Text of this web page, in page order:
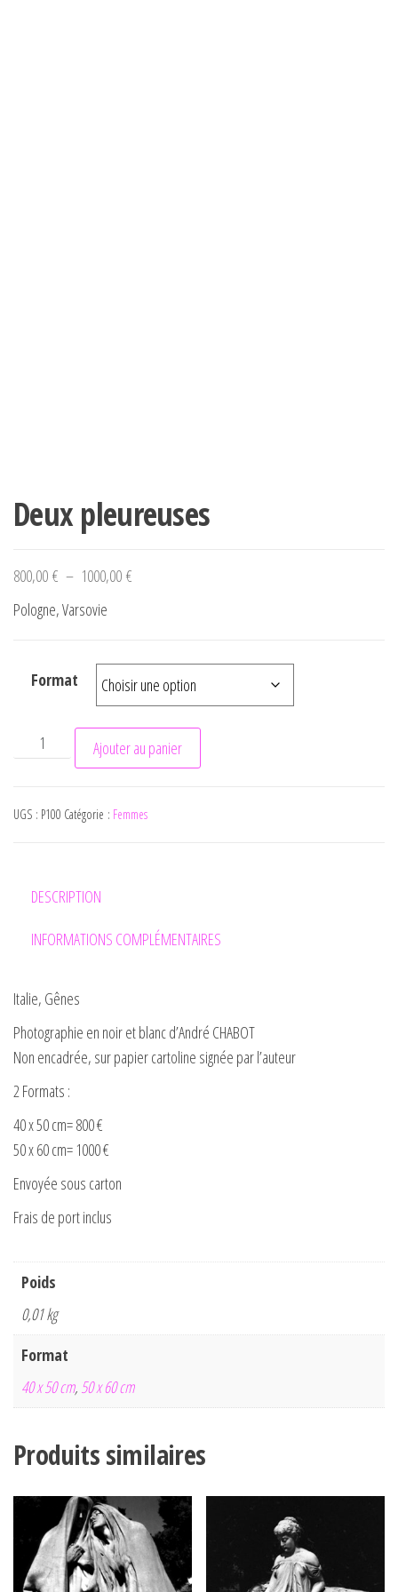
Deux pleureuses
800,00 € – 1000,00 €
Pologne, Varsovie
Format
quantité de Deux pleureuses
Ajouter au panier
UGS : P100 Catégorie : Femmes
DESCRIPTION
INFORMATIONS COMPLÉMENTAIRES
Italie, Gênes
Photographie en noir et blanc d’André CHABOT
Non encadrée, sur papier cartoline signée par l’auteur
2 Formats :
40 x 50 cm= 800 €
50 x 60 cm= 1000 €
Envoyée sous carton
Frais de port inclus
Poids
0,01 kg
Format
40 x 50 cm, 50 x 60 cm
Produits similaires